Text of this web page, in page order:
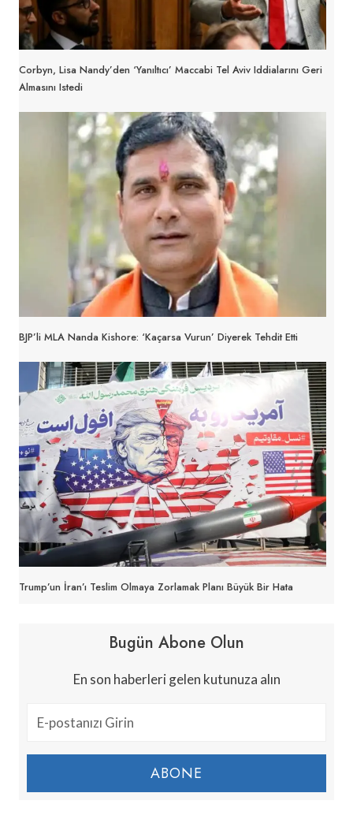
Corbyn, Lisa Nandy’den ‘yanıltıcı’ Maccabi Tel Aviv Iddialarını Geri
Almasını Istedi
BJP’li MLA Nanda Kishore: ‘Kaçarsa Vurun’ Diyerek Tehdit Etti
Trump’un İran’ı Teslim Olmaya Zorlamak Planı Büyük Bir Hata
Bugün Abone Olun
En son haberleri gelen kutunuza alın
ABONE